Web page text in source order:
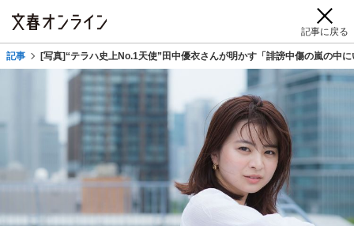
記事に戻る
記事 [写真]“テラハ史上No.1天使”田中優衣さんが明かす「誹謗中傷の嵐の中